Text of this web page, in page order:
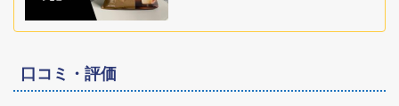
口コミ・評価